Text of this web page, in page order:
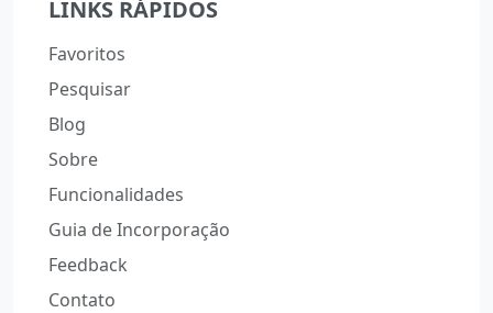
LINKS RÁPIDOS
Favoritos
Pesquisar
Blog
Sobre
Funcionalidades
Guia de Incorporação
Feedback
Contato